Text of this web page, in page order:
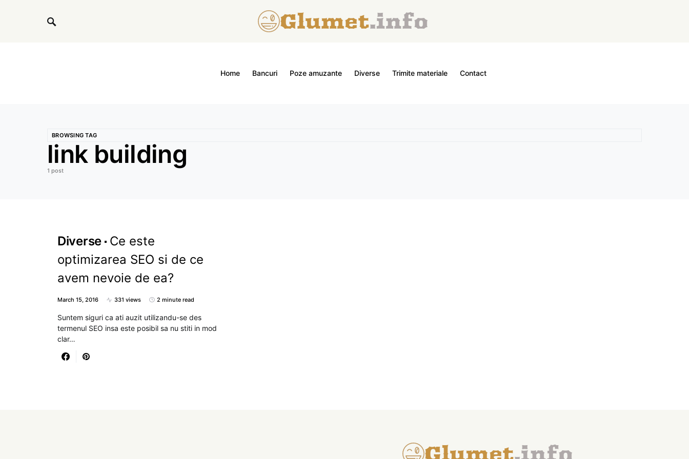
Home Bancuri Poze amuzante Diverse Trimite materiale Contact
BROWSING TAG
link building
1 post
Diverse Ce este
optimizarea SEO si de ce
avem nevoie de ea?
March 15, 2016 331 views 2 minute read
Suntem siguri ca ati auzit utilizandu-se des
termenul SEO insa este posibil sa nu stiti in mod
clar…